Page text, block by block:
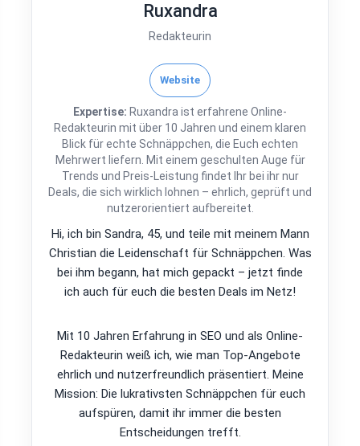
Ruxandra
Redakteurin
Website
Expertise: Ruxandra ist erfahrene Online-
Redakteurin mit über 10 Jahren und einem klaren
Blick für echte Schnäppchen, die Euch echten
Mehrwert liefern. Mit einem geschulten Auge für
Trends und Preis-Leistung findet Ihr bei ihr nur
Deals, die sich wirklich lohnen – ehrlich, geprüft und
nutzerorientiert aufbereitet.
Hi, ich bin Sandra, 45, und teile mit meinem Mann
Christian die Leidenschaft für Schnäppchen. Was
bei ihm begann, hat mich gepackt – jetzt finde
ich auch für euch die besten Deals im Netz!
Mit 10 Jahren Erfahrung in SEO und als Online-
Redakteurin weiß ich, wie man Top-Angebote
ehrlich und nutzerfreundlich präsentiert. Meine
Mission: Die lukrativsten Schnäppchen für euch
aufspüren, damit ihr immer die besten
Entscheidungen trefft.